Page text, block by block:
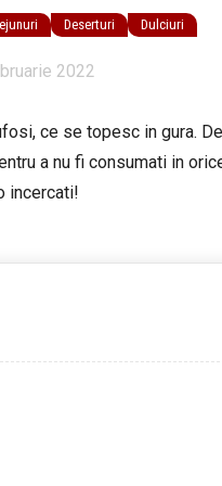
Deserturi Dulciuri
2022
ce se topesc in gura.
a nu fi consumati in
incercati!